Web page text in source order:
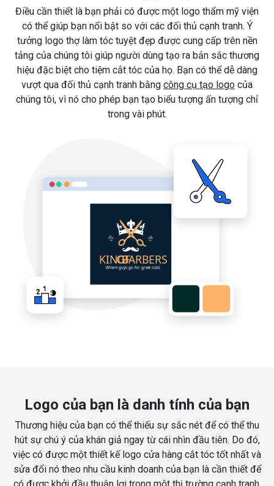
Điều cần thiết là bạn phải có được một logo thẩm mỹ viện
có thể giúp bạn nổi bật so với các đối thủ cạnh tranh. Ý
tưởng logo thợ làm tóc tuyệt đẹp được cung cấp trên nền
tảng của chúng tôi giúp người dùng tạo ra bản sắc thương
hiệu đặc biệt cho tiệm cắt tóc của họ. Bạn có thể dễ dàng
vượt qua đối thủ cạnh tranh bằng công cụ tạo logo của
chúng tôi, vì nó cho phép bạn tạo biểu tượng ấn tượng chỉ
trong vài phút.
Logo của bạn là danh tính của bạn
Thương hiệu của bạn có thể thiếu sự sắc nét để có thể thu
hút sự chú ý của khán giả ngay từ cái nhìn đầu tiên. Do đó,
việc có được một thiết kế logo cửa hàng cắt tóc tốt nhất và
sửa đổi nó theo nhu cầu kinh doanh của bạn là cần thiết để